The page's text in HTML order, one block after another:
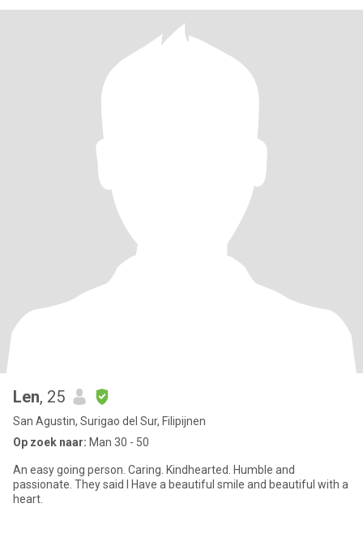
Len, 25
San Agustin, Surigao del Sur, Filipijnen
Op zoek naar: Man 30 - 50
An easy going person. Caring. Kindhearted. Humble and
passionate. They said I Have a beautiful smile and beautiful with a
heart.